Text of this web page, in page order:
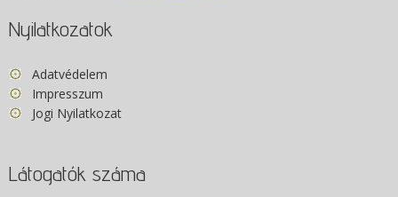
Nyilatkozatok
Adatvédelem
Impresszum
Jogi Nyilatkozat
Látogatók száma